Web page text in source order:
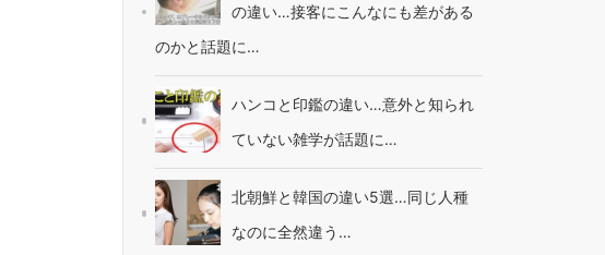
の違い…接客にこんなにも差がある
のかと話題に…
ハンコと印鑑の違い…意外と知られ
ていない雑学が話題に…
北朝鮮と韓国の違い5選…同じ人種
なのに全然違う…